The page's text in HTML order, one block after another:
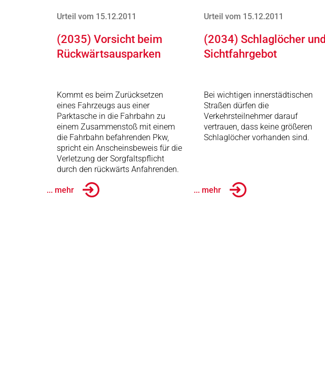
Urteil vom 15.12.2011
(2035) Vorsicht beim
Rückwärtsausparken
Kommt es beim Zurücksetzen
eines Fahrzeugs aus einer
Parktasche in die Fahrbahn zu
einem Zusammenstoß mit einem
die Fahrbahn befahrenden Pkw,
spricht ein Anscheinsbeweis für die
Verletzung der Sorgfaltspflicht
durch den rückwärts Anfahrenden.
... mehr
Urteil vom 15.12.2011
(2034) Schlaglöcher und
Sichtfahrgebot
Bei wichtigen innerstädtischen
Straßen dürfen die
Verkehrsteilnehmer darauf
vertrauen, dass keine größeren
Schlaglöcher vorhanden sind.
... mehr